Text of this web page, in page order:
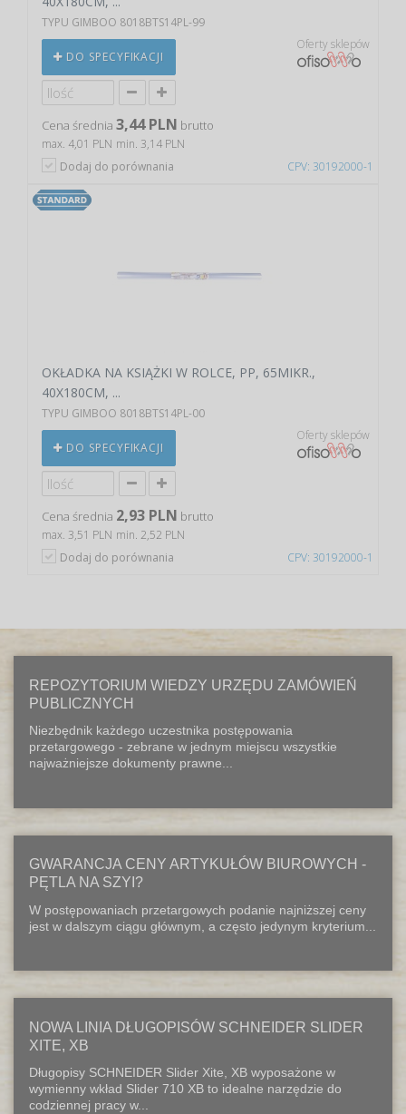
CPV: 30192000-1
TYPU GIMBOO 8018BTS14PL-99
DO SPECYFIKACJI
Oferty sklepów
Cena średnia 3,44 PLN brutto
max. 4,01 PLN min. 3,14 PLN
Dodaj do porównania
CPV: 30192000-1
OKŁADKA NA KSIĄŻKI W ROLCE, PP, 65MIKR.,
40X180CM, ...
TYPU GIMBOO 8018BTS14PL-00
DO SPECYFIKACJI
Oferty sklepów
Cena średnia 2,93 PLN brutto
max. 3,51 PLN min. 2,52 PLN
Dodaj do porównania
REPOZYTORIUM WIEDZY URZĘDU ZAMÓWIEŃ
PUBLICZNYCH
Niezbędnik każdego uczestnika postępowania
przetargowego - zebrane w jednym miejscu wszystkie
najważniejsze dokumenty prawne...
GWARANCJA CENY ARTYKUŁÓW BIUROWYCH -
PĘTLA NA SZYI?
W postępowaniach przetargowych podanie najniższej ceny
jest w dalszym ciągu głównym, a często jedynym kryterium...
NOWA LINIA DŁUGOPISÓW SCHNEIDER SLIDER
XITE, XB
Długopisy SCHNEIDER Slider Xite, XB wyposażone w
wymienny wkład Slider 710 XB to idealne narzędzie do
codziennej pracy w...